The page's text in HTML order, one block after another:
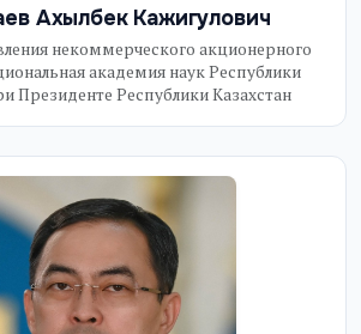
Ахылбек Кажигулович
некоммерческого акционерного
академия наук Республики
Президенте Республики Казахстан